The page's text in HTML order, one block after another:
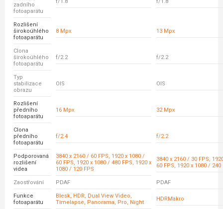
zadního
fotoaparátu
Rozlišení
širokoúhlého
fotoaparátu
8 Mpx 13 Mpx
Clona
širokoúhlého
fotoaparátu
f/2.2 f/2.2
Typ
stabilizace
obrazu
OIS OIS
Rozlišení
předního
fotoaparátu
16 Mpx 32 Mpx
Clona
předního
fotoaparátu
f/2.4 f/2.2
Podporovaná
rozlišení
videa
3840 x 2160 / 60 FPS, 1920 x 1080 /
60 FPS, 1920 x 1080 / 480 FPS, 1920 x
1080 / 120 FPS
3840 x 2160 / 30 FPS,
60 FPS, 1920 x 1080 / 240
Zaostřování PDAF PDAF
Funkce
fotoaparátu
Blesk, HDR, Dual View Video,
Timelapse, Panorama, Pro, Night
HDRMakro